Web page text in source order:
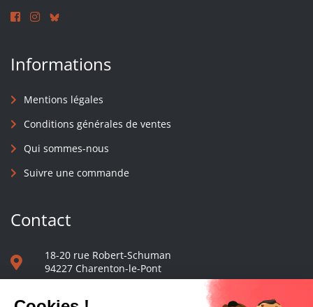
Informations
Mentions légales
Conditions générales de ventes
Qui sommes-nous
Suivre une commande
Contact
18-20 rue Robert-Schuman
94227 Charenton-le-Pont